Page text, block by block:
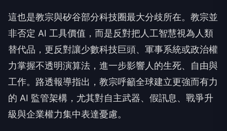
這也是教宗與矽谷部分科技圈最大分歧所在。教宗並
非否定 AI 工具價值，而是反對把人工智慧視為人類
替代品，更反對讓少數科技巨頭、軍事系統或政治權
力掌握不透明演算法，進一步影響人的生死、自由與
工作。路透報導指出，教宗呼籲全球建立更強而有力
的 AI 監管架構，尤其對自主武器、假訊息、戰爭升
級與企業權力集中表達憂慮。